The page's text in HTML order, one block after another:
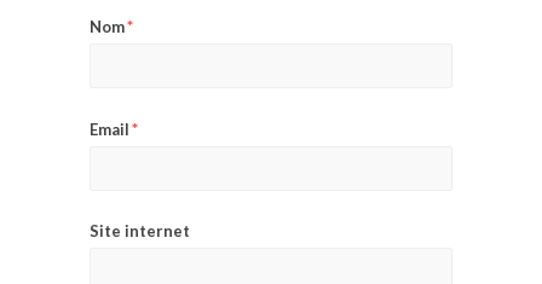
Nom*
Email*
Site internet